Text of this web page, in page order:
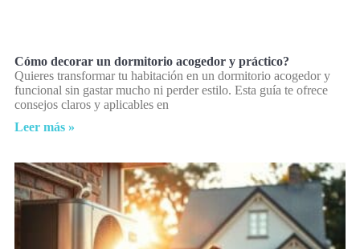
Cómo decorar un dormitorio acogedor y práctico?
Quieres transformar tu habitación en un dormitorio acogedor y
funcional sin gastar mucho ni perder estilo. Esta guía te ofrece
consejos claros y aplicables en
Leer más »